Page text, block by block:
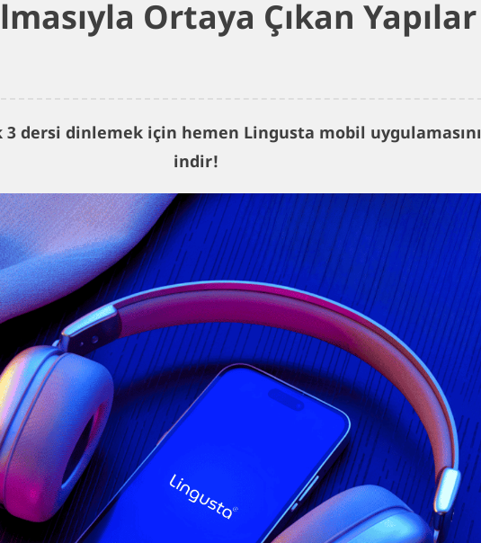
Ortaya Çıkan Yapılar
dersi dinlemek için hemen Lingusta mobil uygulamasını
indir!